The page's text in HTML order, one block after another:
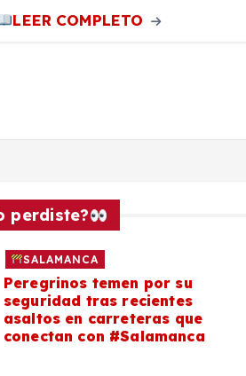
LEER COMPLETO
perdiste?
SALAMANCA
Peregrinos temen por su
seguridad tras recientes
asaltos en carreteras que
conectan con #Salamanca